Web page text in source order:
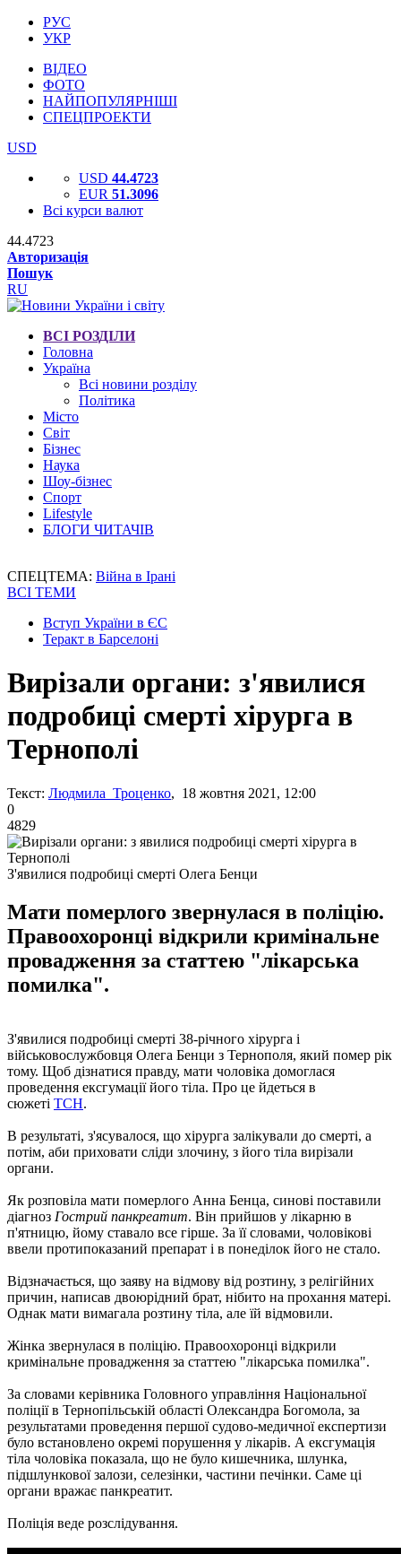
РУС
УКР
ВІДЕО
ФОТО
НАЙПОПУЛЯРНІШІ
СПЕЦПРОЕКТИ
USD
USD 44.4723
EUR 51.3096
Всі курси валют
44.4723
Авторизація
Пошук
RU
ВСІ РОЗДІЛИ
Головна
Україна
Всі новини розділу
Політика
Місто
Світ
Бізнес
Наука
Шоу-бізнес
Спорт
Lifestyle
БЛОГИ ЧИТАЧІВ
СПЕЦТЕМА: Війна в Ірані
ВСІ ТЕМИ
Вступ України в ЄС
Теракт в Барселоні
Вирізали органи: з'явилися
подробиці смерті хірурга в
Тернополі
Текст: Людмила Троценко, 18 жовтня 2021, 12:00
0
4829
З'явилися подробиці смерті Олега Бенци
Мати померлого звернулася в поліцію.
Правоохоронці відкрили кримінальне
провадження за статтею "лікарська
помилка".
З'явилися подробиці смерті 38-річного хірурга і
військовослужбовця Олега Бенци з Тернополя, який помер рік
тому. Щоб дізнатися правду, мати чоловіка домоглася
проведення ексгумації його тіла. Про це йдеться в
сюжеті ТСН.
В результаті, з'ясувалося, що хірурга залікували до смерті, а
потім, аби приховати сліди злочину, з його тіла вирізали
органи.
Як розповіла мати померлого Анна Бенца, синові поставили
діагноз Гострий панкреатит. Він прийшов у лікарню в
п'ятницю, йому ставало все гірше. За її словами, чоловікові
ввели протипоказаний препарат і в понеділок його не стало.
Відзначається, що заяву на відмову від розтину, з релігійних
причин, написав двоюрідний брат, нібито на прохання матері.
Однак мати вимагала розтину тіла, але їй відмовили.
Жінка звернулася в поліцію. Правоохоронці відкрили
кримінальне провадження за статтею "лікарська помилка".
За словами керівника Головного управління Національної
поліції в Тернопільській області Олександра Богомола, за
результатами проведення першої судово-медичної експертизи
було встановлено окремі порушення у лікарів. А ексгумація
тіла чоловіка показала, що не було кишечника, шлунка,
підшлункової залози, селезінки, частини печінки. Саме ці
органи вражає панкреатит.
Поліція веде розслідування.